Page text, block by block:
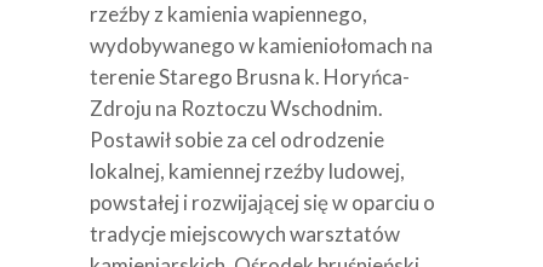
rzeźby z kamienia wapiennego,
wydobywanego w kamieniołomach na
terenie Starego Brusna k. Horyńca-
Zdroju na Roztoczu Wschodnim.
Postawił sobie za cel odrodzenie
lokalnej, kamiennej rzeźby ludowej,
powstałej i rozwijającej się w oparciu o
tradycje miejscowych warsztatów